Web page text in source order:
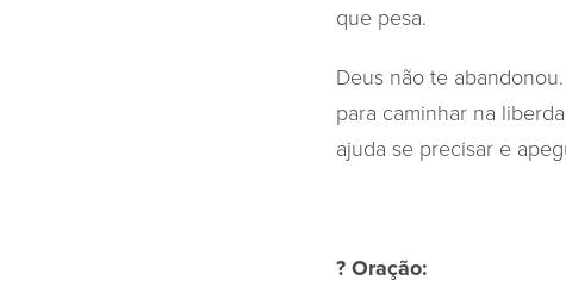
que pesa.
Deus não te
para caminhar na
ajuda se precisar e
? Oração: